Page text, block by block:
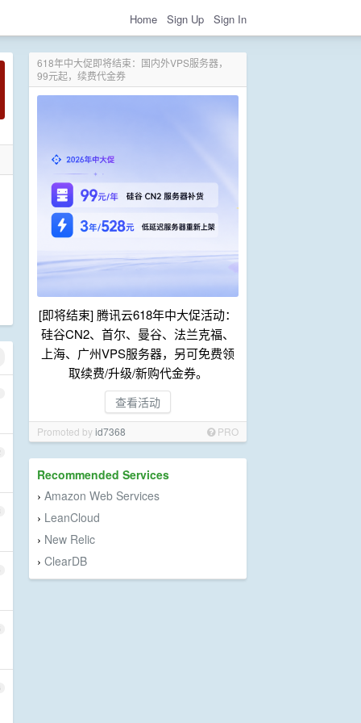
Home Sign Up Sign In
618年中大促即将结束：国内外VPS服务器，
99元起，续费代金券
[即将结束] 腾讯云618年中大促活动：
硅谷CN2、首尔、曼谷、法兰克福、
上海、广州VPS服务器，另可免费领
取续费/升级/新购代金券。
查看活动
Promoted byid7368 PRO
Recommended Services
› Amazon Web Services
› LeanCloud
› New Relic
› ClearDB